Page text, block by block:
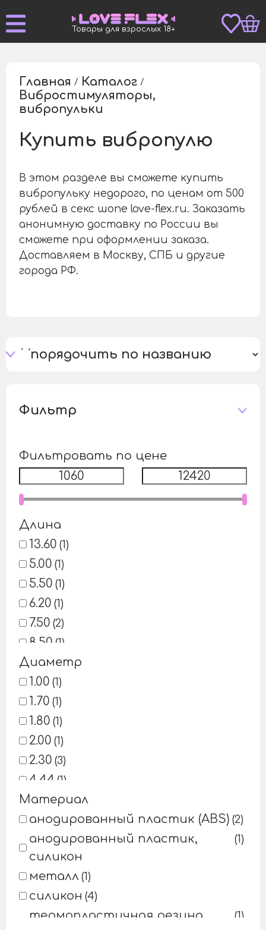
Товары для взрослых 18+
Главная / Каталог /
Вибростимуляторы,
вибропульки
Купить вибропулю
В этом разделе вы сможете купить
вибропульку недорого, по ценам от 500
рублей в секс шопе love-flex.ru. Заказать
анонимную доставку по России вы
сможете при оформлении заказа.
Доставляем в Москву, СПБ и другие
города РФ.
Фильтр
Фильтровать по цене
Длина
13.60 1
5.00 1
5.50 1
6.20 1
7.50 2
8.50 1
8.70 1
13.97 1
Диаметр
1.00 1
1.70 1
1.80 1
2.00 1
2.30 3
4.44 1
Материал
анодированный пластик (ABS) 2
анодированный пластик,
силикон
1
металл 1
силикон 4
термопластичная резина
1